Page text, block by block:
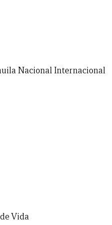
NacionalInternacional
Vida